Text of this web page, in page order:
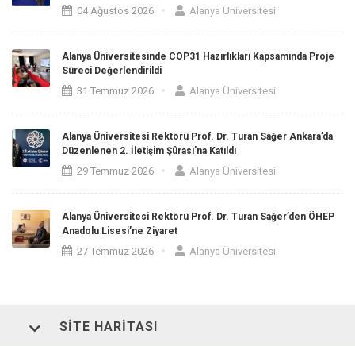
04 Ağustos 2026 Alanya Üniversitesi
Alanya Üniversitesinde COP31 Hazırlıkları Kapsamında Proje
Süreci Değerlendirildi
31 Temmuz 2026 Alanya Üniversitesi
Alanya Üniversitesi Rektörü Prof. Dr. Turan Sağer Ankara’da
Düzenlenen 2. İletişim Şûrası’na Katıldı
29 Temmuz 2026 Alanya Üniversitesi
Alanya Üniversitesi Rektörü Prof. Dr. Turan Sağer’den ÖHEP
Anadolu Lisesi’ne Ziyaret
27 Temmuz 2026 Alanya Üniversitesi
SITE HARITASI